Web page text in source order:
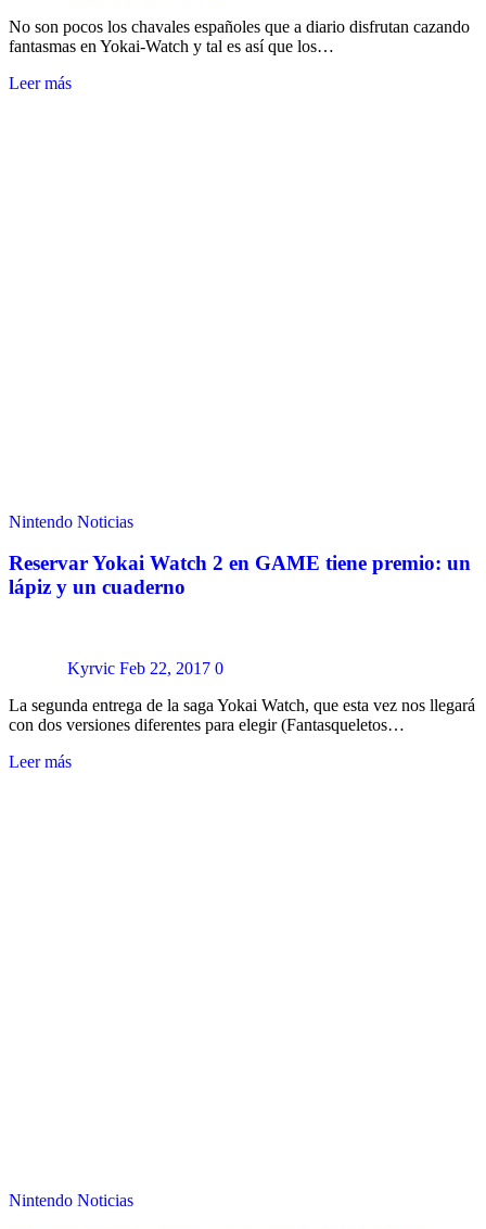
No son pocos los chavales españoles que a diario disfrutan cazando
fantasmas en Yokai-Watch y tal es así que los…
Leer más
Nintendo Noticias
Reservar Yokai Watch 2 en GAME tiene premio: un
lápiz y un cuaderno
Kyrvic Feb 22, 2017 0
La segunda entrega de la saga Yokai Watch, que esta vez nos llegará
con dos versiones diferentes para elegir (Fantasqueletos…
Leer más
Nintendo Noticias